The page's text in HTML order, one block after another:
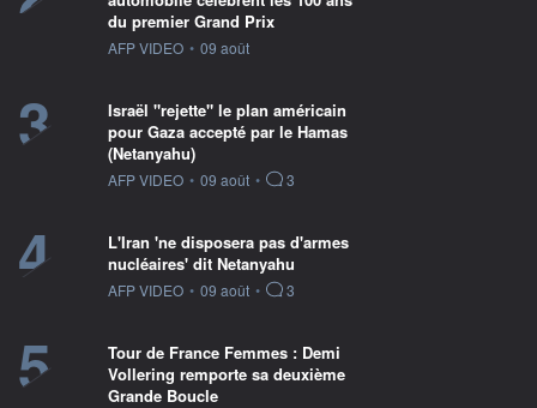
du premier Grand Prix
information fournie par
AFP VIDEO • 09 août
3
Israël "rejette" le plan américain
pour Gaza accepté par le Hamas
(Netanyahu)
information fournie par
AFP VIDEO • 09 août • 3
4
L'Iran 'ne disposera pas d'armes
nucléaires' dit Netanyahu
information fournie par
AFP VIDEO • 09 août • 3
5
Tour de France Femmes : Demi
Vollering remporte sa deuxième
Grande Boucle